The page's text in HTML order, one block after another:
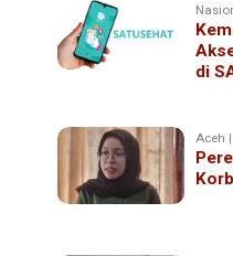
di
Aceh